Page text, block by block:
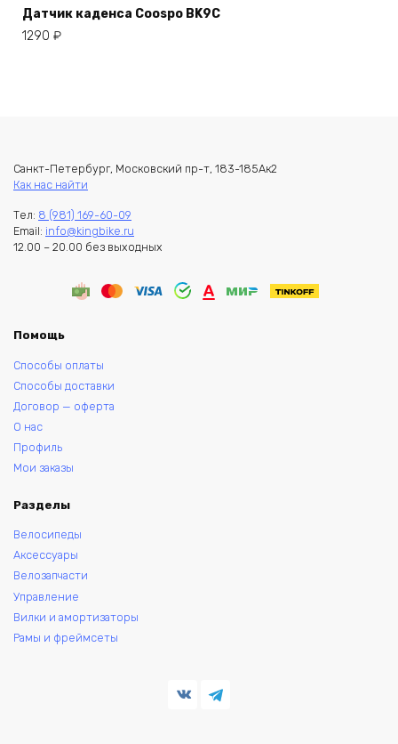
Датчик каденса Coospo BK9C
1290 ₽
Санкт-Петербург, Московский пр-т, 183-185Ак2
Как нас найти
Тел: 8 (981) 169-60-09
Email: info@kingbike.ru
12.00 – 20.00 без выходных
Помощь
Способы оплаты
Способы доставки
Договор — оферта
О нас
Профиль
Мои заказы
Разделы
Велосипеды
Аксессуары
Велозапчасти
Управление
Вилки и амортизаторы
Рамы и фреймсеты